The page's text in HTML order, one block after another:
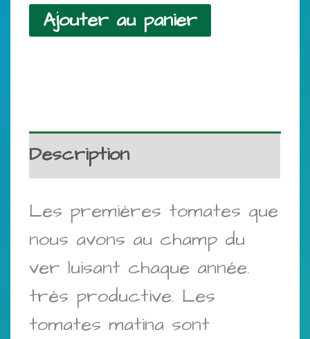
Plant
de
Matina,
grappe
très
précoce
Ajouter au panier
Description
Les premières tomates que
nous avons au champ du
ver luisant chaque année.
très productive. Les
tomates matina sont